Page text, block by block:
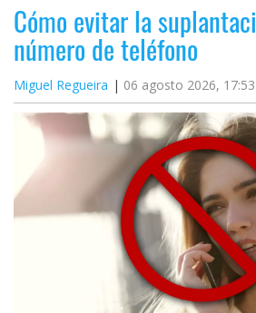
Cómo evitar la
número de teléfono
Miguel Regueira 06 agosto 2026, 17:53